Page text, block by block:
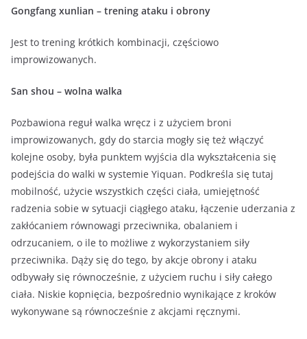
Gongfang xunlian – trening ataku i obrony
Jest to trening krótkich kombinacji, częściowo
improwizowanych.
San shou – wolna walka
Pozbawiona reguł walka wręcz i z użyciem broni
improwizowanych, gdy do starcia mogły się też włączyć
kolejne osoby, była punktem wyjścia dla wykształcenia się
podejścia do walki w systemie Yiquan. Podkreśla się tutaj
mobilność, użycie wszystkich części ciała, umiejętność
radzenia sobie w sytuacji ciągłego ataku, łączenie uderzania z
zakłócaniem równowagi przeciwnika, obalaniem i
odrzucaniem, o ile to możliwe z wykorzystaniem siły
przeciwnika. Dąży się do tego, by akcje obrony i ataku
odbywały się równocześnie, z użyciem ruchu i siły całego
ciała. Niskie kopnięcia, bezpośrednio wynikające z kroków
wykonywane są równocześnie z akcjami ręcznymi.